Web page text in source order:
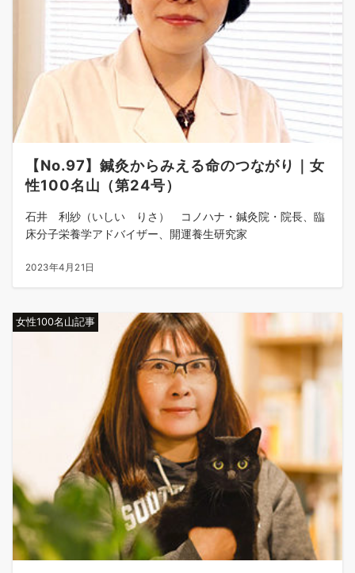
【No.97】鍼灸からみえる命のつながり｜女
性100名山（第24号）
石井 利紗（いしい りさ） コノハナ・鍼灸院・院長、臨
床分子栄養学アドバイザー、開運養生研究家
2023年4月21日
女性100名山記事